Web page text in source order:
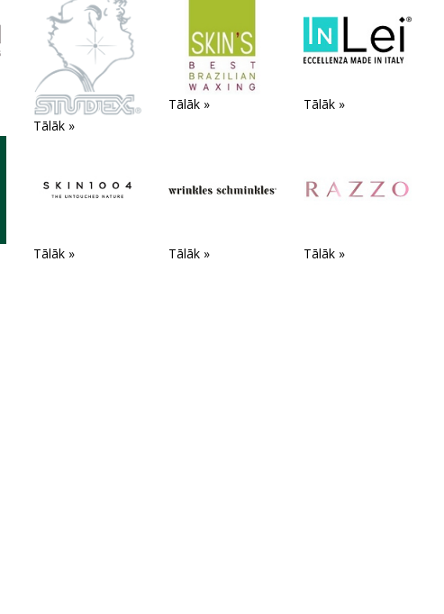
Tālāk »
Tālāk » Tālāk »
Tālāk » Tālāk » Tālāk »